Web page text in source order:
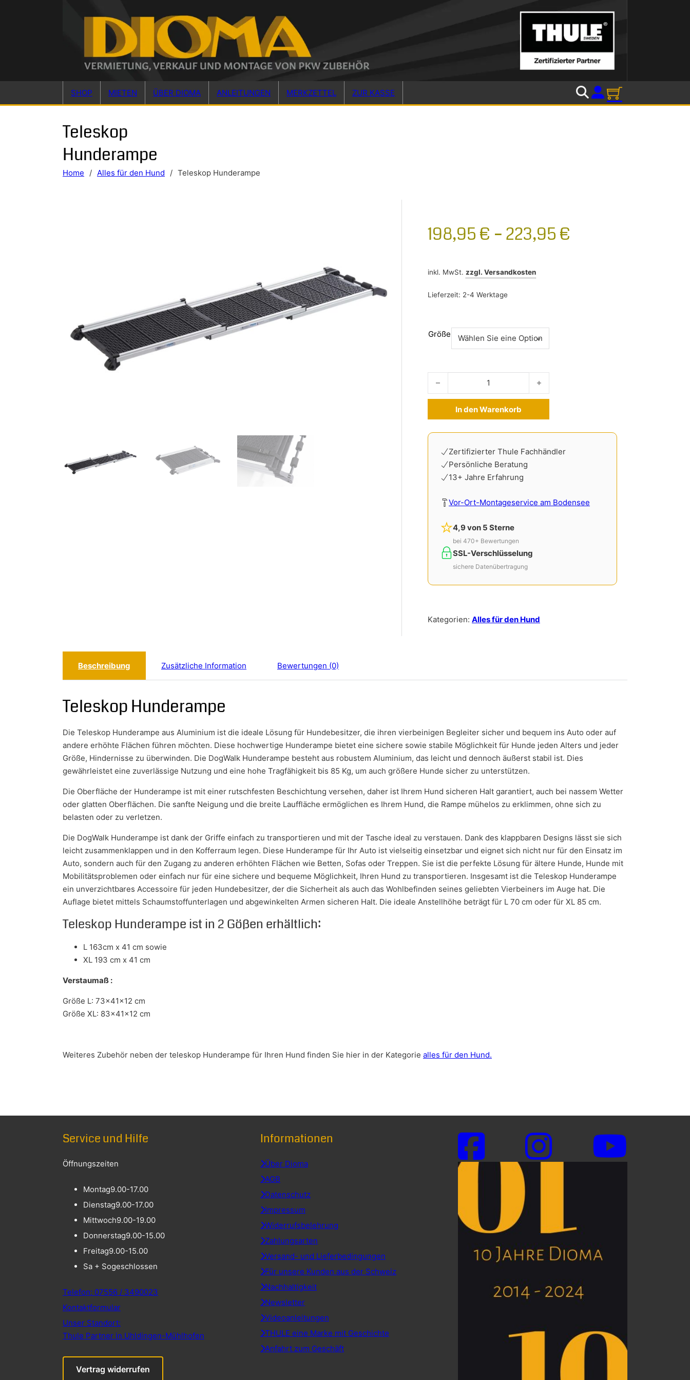
SHOP MIETEN ÜBER DIOMA ANLEITUNGEN MERKZETTEL ZUR KASSE
Teleskop
Hunderampe
Home / Alles für den Hund / Teleskop Hunderampe
198,95 € – 223,95 €
inkl. MwSt. zzgl. Versandkosten
Lieferzeit: 2-4 Werktage
Größe
Teleskop Hunderampe Menge
In den Warenkorb
Zertifizierter Thule Fachhändler
Persönliche Beratung
13+ Jahre Erfahrung
Vor-Ort-Montageservice am Bodensee
4,9 von 5 Sterne
bei 470+ Bewertungen
SSL-Verschlüsselung
sichere Datenübertragung
Kategorien: Alles für den Hund
Beschreibung Zusätzliche Information Bewertungen (0)
Teleskop Hunderampe
Die Teleskop Hunderampe aus Aluminium ist die ideale Lösung für Hundebesitzer, die ihren vierbeinigen Begleiter sicher und bequem ins Auto oder auf
andere erhöhte Flächen führen möchten. Diese hochwertige Hunderampe bietet eine sichere sowie stabile Möglichkeit für Hunde jeden Alters und jeder
Größe, Hindernisse zu überwinden. Die DogWalk Hunderampe besteht aus robustem Aluminium, das leicht und dennoch äußerst stabil ist. Dies
gewährleistet eine zuverlässige Nutzung und eine hohe Tragfähigkeit bis 85 Kg, um auch größere Hunde sicher zu unterstützen.
Die Oberfläche der Hunderampe ist mit einer rutschfesten Beschichtung versehen, daher ist Ihrem Hund sicheren Halt garantiert, auch bei nassem Wetter
oder glatten Oberflächen. Die sanfte Neigung und die breite Lauffläche ermöglichen es Ihrem Hund, die Rampe mühelos zu erklimmen, ohne sich zu
belasten oder zu verletzen.
Die DogWalk Hunderampe ist dank der Griffe einfach zu transportieren und mit der Tasche ideal zu verstauen. Dank des klappbaren Designs lässt sie sich
leicht zusammenklappen und in den Kofferraum legen. Diese Hunderampe für Ihr Auto ist vielseitig einsetzbar und eignet sich nicht nur für den Einsatz im
Auto, sondern auch für den Zugang zu anderen erhöhten Flächen wie Betten, Sofas oder Treppen. Sie ist die perfekte Lösung für ältere Hunde, Hunde mit
Mobilitätsproblemen oder einfach nur für eine sichere und bequeme Möglichkeit, Ihren Hund zu transportieren. Insgesamt ist die Teleskop Hunderampe
ein unverzichtbares Accessoire für jeden Hundebesitzer, der die Sicherheit als auch das Wohlbefinden seines geliebten Vierbeiners im Auge hat. Die
Auflage bietet mittels Schaumstoffunterlagen und abgewinkelten Armen sicheren Halt. Die ideale Anstellhöhe beträgt für L 70 cm oder für XL 85 cm.
Teleskop Hunderampe ist in 2 Gößen erhältlich:
L 163cm x 41 cm sowie
XL 193 cm x 41 cm
Verstaumaß :
Größe L: 73x41x12 cm
Größe XL: 83x41x12 cm
Weiteres Zubehör neben der teleskop Hunderampe für Ihren Hund finden Sie hier in der Kategorie alles für den Hund.
Service und Hilfe
Öffnungszeiten
Montag9.00-17.00
Dienstag9.00-17.00
Mittwoch9.00-19.00
Donnerstag9.00-15.00
Freitag9.00-15.00
Sa + Sogeschlossen
Telefon: 07556 / 3490023
Kontaktformular
Unser Standort:
Thule Partner in Uhldingen-Mühlhofen
Vertrag widerrufen
Informationen
Über Dioma
AGB
Datenschutz
Impressum
Widerrufsbelehrung
Zahlungsarten
Versand- und Lieferbedingungen
Für unsere Kunden aus der Schweiz
Nachhaltigkeit
Newsletter
Videoanleitungen
THULE eine Marke mit Geschichte
Anfahrt zum Geschäft